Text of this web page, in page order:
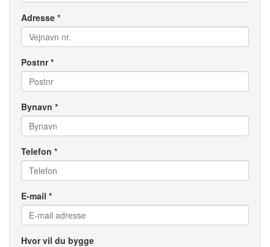
Adresse *
Postnr *
Bynavn *
Telefon *
E-mail *
Hvor vil du bygge